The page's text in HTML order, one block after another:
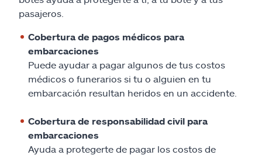
Reclamos
Asistencia y apoyo
Buscar agente
Ashburn, VA 20146
pasajeros.
Cobertura de pagos médicos para
embarcaciones
Puede ayudar a pagar algunos de tus costos
médicos o funerarios si tu o alguien en tu
embarcación resultan heridos en un accidente.
Cobertura de responsabilidad civil para
embarcaciones
Ayuda a protegerte de pagar los costos de